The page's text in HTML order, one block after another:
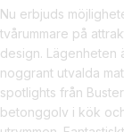
Nu erbjuds
tvårummare på
design. Lägenheten
noggrant utvalda
spotlights från
betonggolv i kök